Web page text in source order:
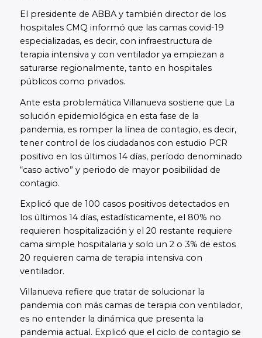
El presidente de ABBA y también director de los
hospitales CMQ informó que las camas covid-19
especializadas, es decir, con infraestructura de
terapia intensiva y con ventilador ya empiezan a
saturarse regionalmente, tanto en hospitales
públicos como privados.
Ante esta problemática Villanueva sostiene que La
solución epidemiológica en esta fase de la
pandemia, es romper la línea de contagio, es decir,
tener control de los ciudadanos con estudio PCR
positivo en los últimos 14 días, período denominado
“caso activo” y periodo de mayor posibilidad de
contagio.
Explicó que de 100 casos positivos detectados en
los últimos 14 días, estadísticamente, el 80% no
requieren hospitalización y el 20 restante requiere
cama simple hospitalaria y solo un 2 o 3% de estos
20 requieren cama de terapia intensiva con
ventilador.
Villanueva refiere que tratar de solucionar la
pandemia con más camas de terapia con ventilador,
es no entender la dinámica que presenta la
pandemia actual. Explicó que el ciclo de contagio se